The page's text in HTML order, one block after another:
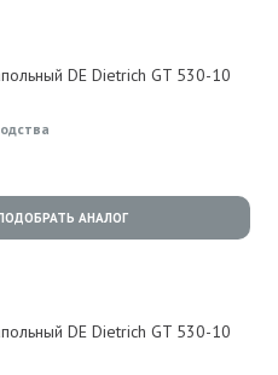
DE Dietrich GT 530-10
АНАЛОГ
DE Dietrich GT 530-10